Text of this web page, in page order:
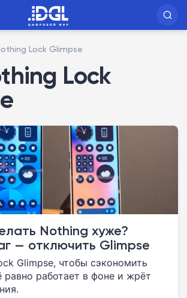
Lock Glimpse
Lock
Nothing хуже?
— отключить Glimpse
Glimpse, чтобы сэкономить
равно работает в фоне и жрёт